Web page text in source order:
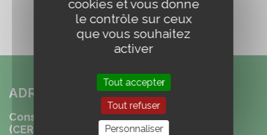
ADRESSE
Conseil Equin Région Centre Val de Loire
(CERC)
cookies et vous donne
le contrôle sur ceux
que vous souhaitez
activer
Tout accepter
Tout refuser
Personnaliser